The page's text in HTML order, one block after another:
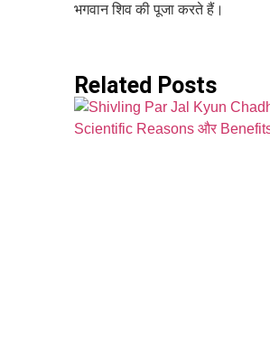
भगवान शिव की पूजा करते हैं।
Related Posts